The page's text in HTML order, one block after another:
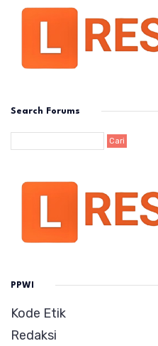
Search Forums
PPWI
Kode Etik
Redaksi